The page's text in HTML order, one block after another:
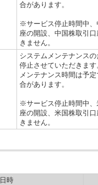
合があります。
※サービス停止時間中、
座の開設、中国株取引
きません。
システムメンテナンス
停止させていただきます
メンテナンス時間は予
合があります。
※サービス停止時間中、
座の開設、米国株取引
きません。
日時